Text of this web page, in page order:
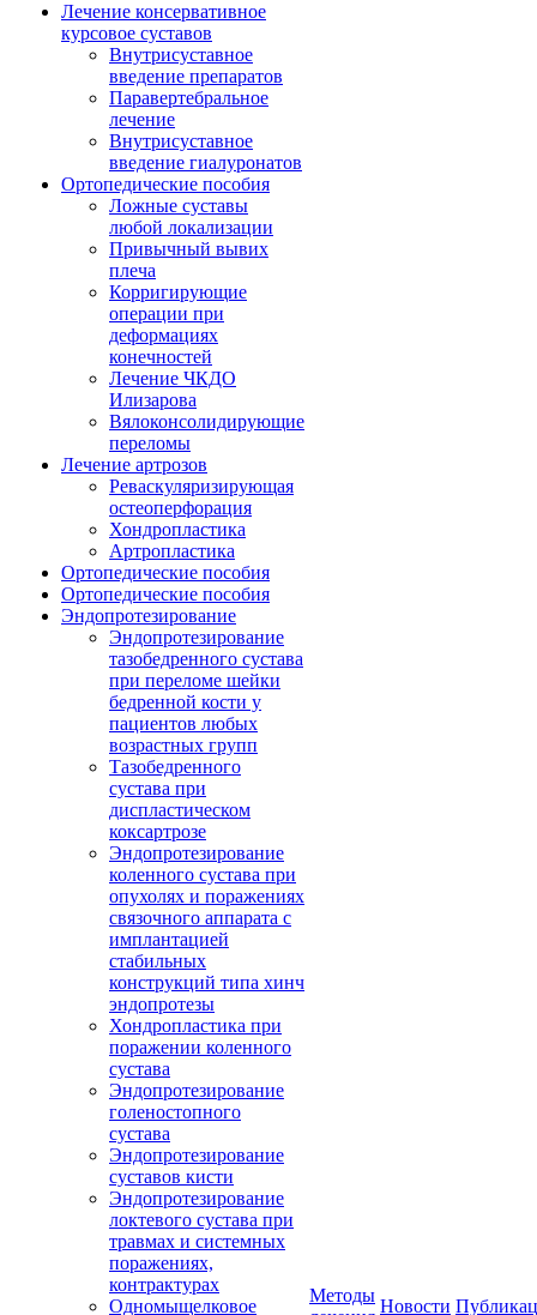
Лечение консервативное
курсовое суставов
Внутрисуставное
введение препаратов
Паравертебральное
лечение
Внутрисуставное
введение гиалуронатов
Ортопедические пособия
Ложные суставы
любой локализации
Привычный вывих
плеча
Корригирующие
операции при
деформациях
конечностей
Лечение ЧКДО
Илизарова
Вялоконсолидирующие
переломы
Лечение артрозов
Реваскуляризирующая
остеоперфорация
Хондропластика
Артропластика
Ортопедические пособия
Ортопедические пособия
Эндопротезирование
Эндопротезирование
тазобедренного сустава
при переломе шейки
бедренной кости у
пациентов любых
возрастных групп
Тазобедренного
сустава при
диспластическом
коксартрозе
Эндопротезирование
коленного сустава при
опухолях и поражениях
связочного аппарата с
имплантацией
стабильных
конструкций типа хинч
эндопротезы
Хондропластика при
поражении коленного
сустава
Эндопротезирование
голеностопного
сустава
Эндопротезирование
суставов кисти
Эндопротезирование
локтевого сустава при
травмах и системных
поражениях,
контрактурах
Одномыщелковое
Методы
Новости